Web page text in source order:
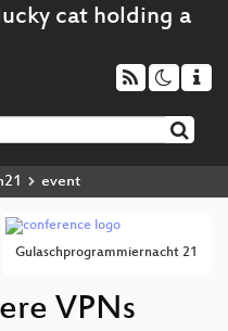
event
Gulaschprogrammiernacht 21
VPNs